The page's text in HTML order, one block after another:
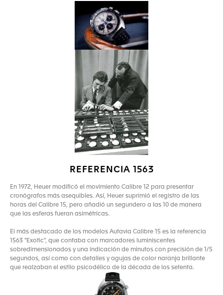
REFERENCIA 1563
En 1972, Heuer modificó el movimiento Calibre 12 para presentar
cronógrafos más asequibles. Así, Heuer suprimió el registro de las
horas del Calibre 15, pero añadió un segundero a las 10 de manera
que las esferas fueran asimétricas.
El más destacado de los modelos Autavia Calibre 15 es la referencia
1563 "Exotic", que contaba con marcadores luminiscentes
sobredimensionados y una indicación de minutos con precisión de 1/5
segundos, así como con detalles y agujas de color naranja brillante
que realzaban el estilo psicodélico de la década de los setenta.